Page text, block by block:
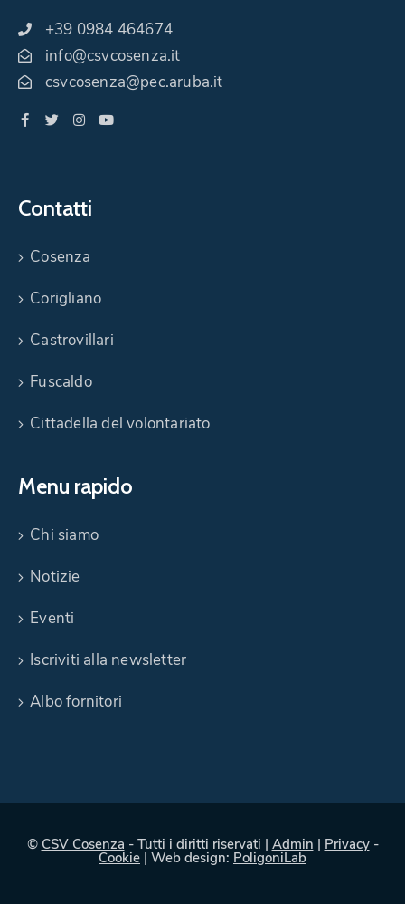
+39 0984 464674
info@csvcosenza.it
csvcosenza@pec.aruba.it
Contatti
Cosenza
Corigliano
Castrovillari
Fuscaldo
Cittadella del volontariato
Menu rapido
Chi siamo
Notizie
Eventi
Iscriviti alla newsletter
Albo fornitori
© CSV Cosenza - Tutti i diritti riservati | Admin | Privacy-
Cookie | Web design: PoligoniLab